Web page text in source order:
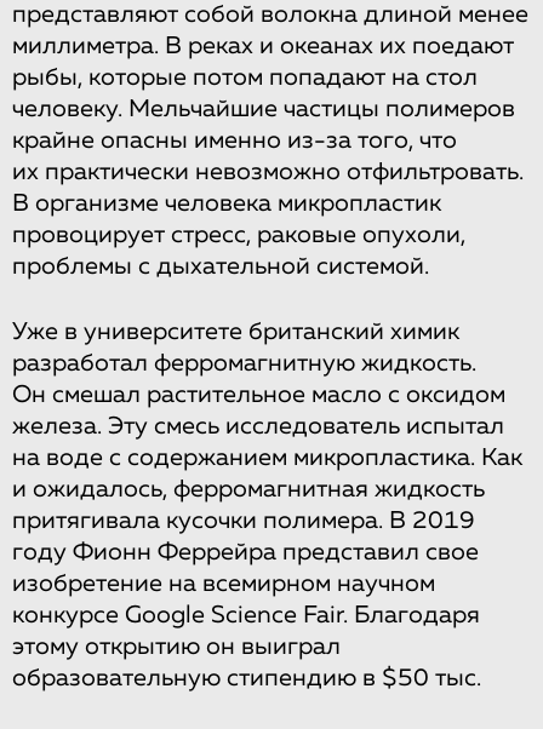
представляют собой волокна длиной менее
миллиметра. В реках и океанах их поедают
рыбы, которые потом попадают на стол
человеку. Мельчайшие частицы полимеров
крайне опасны именно из-за того, что
их практически невозможно отфильтровать.
В организме человека микропластик
провоцирует стресс, раковые опухоли,
проблемы с дыхательной системой.
Уже в университете британский химик
разработал ферромагнитную жидкость.
Он смешал растительное масло с оксидом
железа. Эту смесь исследователь испытал
на воде с содержанием микропластика. Как
и ожидалось, ферромагнитная жидкость
притягивала кусочки полимера. В 2019
году Фионн Феррейра представил свое
изобретение на всемирном научном
конкурсе Google Science Fair. Благодаря
этому открытию он выиграл
образовательную стипендию в $50 тыс.